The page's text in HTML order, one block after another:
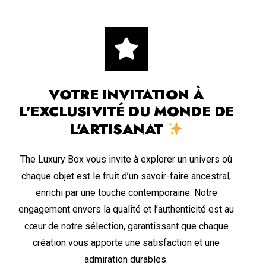
VOTRE INVITATION À
L'EXCLUSIVITÉ DU MONDE DE
L'ARTISANAT
The Luxury Box vous invite à explorer un univers où
chaque objet est le fruit d’un savoir-faire ancestral,
enrichi par une touche contemporaine. Notre
engagement envers la qualité et l’authenticité est au
cœur de notre sélection, garantissant que chaque
création vous apporte une satisfaction et une
admiration durables.